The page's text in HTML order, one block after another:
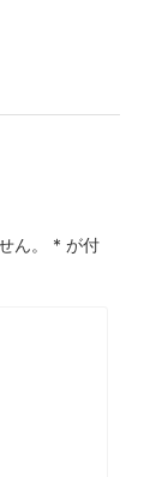
ん。 * が付